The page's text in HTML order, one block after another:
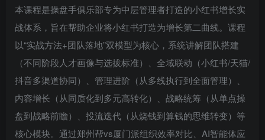
本课程是操盘手俱乐部专为中层管理者打造的小红书增长实
战体系，旨在帮助企业将小红书打造为增长第二曲线。课程
以“实战方法+团队落地”双模型为核心，系统讲解团队搭建
（不同阶段人才画像与选拔标准）、全域联动（小红书/天猫/
抖音多渠道协同）、管理进阶（从多线执行到全面管理）、
内容增长（从同质化到多元高转化）、战略统筹（从单点操
盘到战略前瞻）、投流迭代（从烧钱到算钱的思维转变）等
核心模块。通过郑州帮vs厦门派组织效率对比、AI智能体应